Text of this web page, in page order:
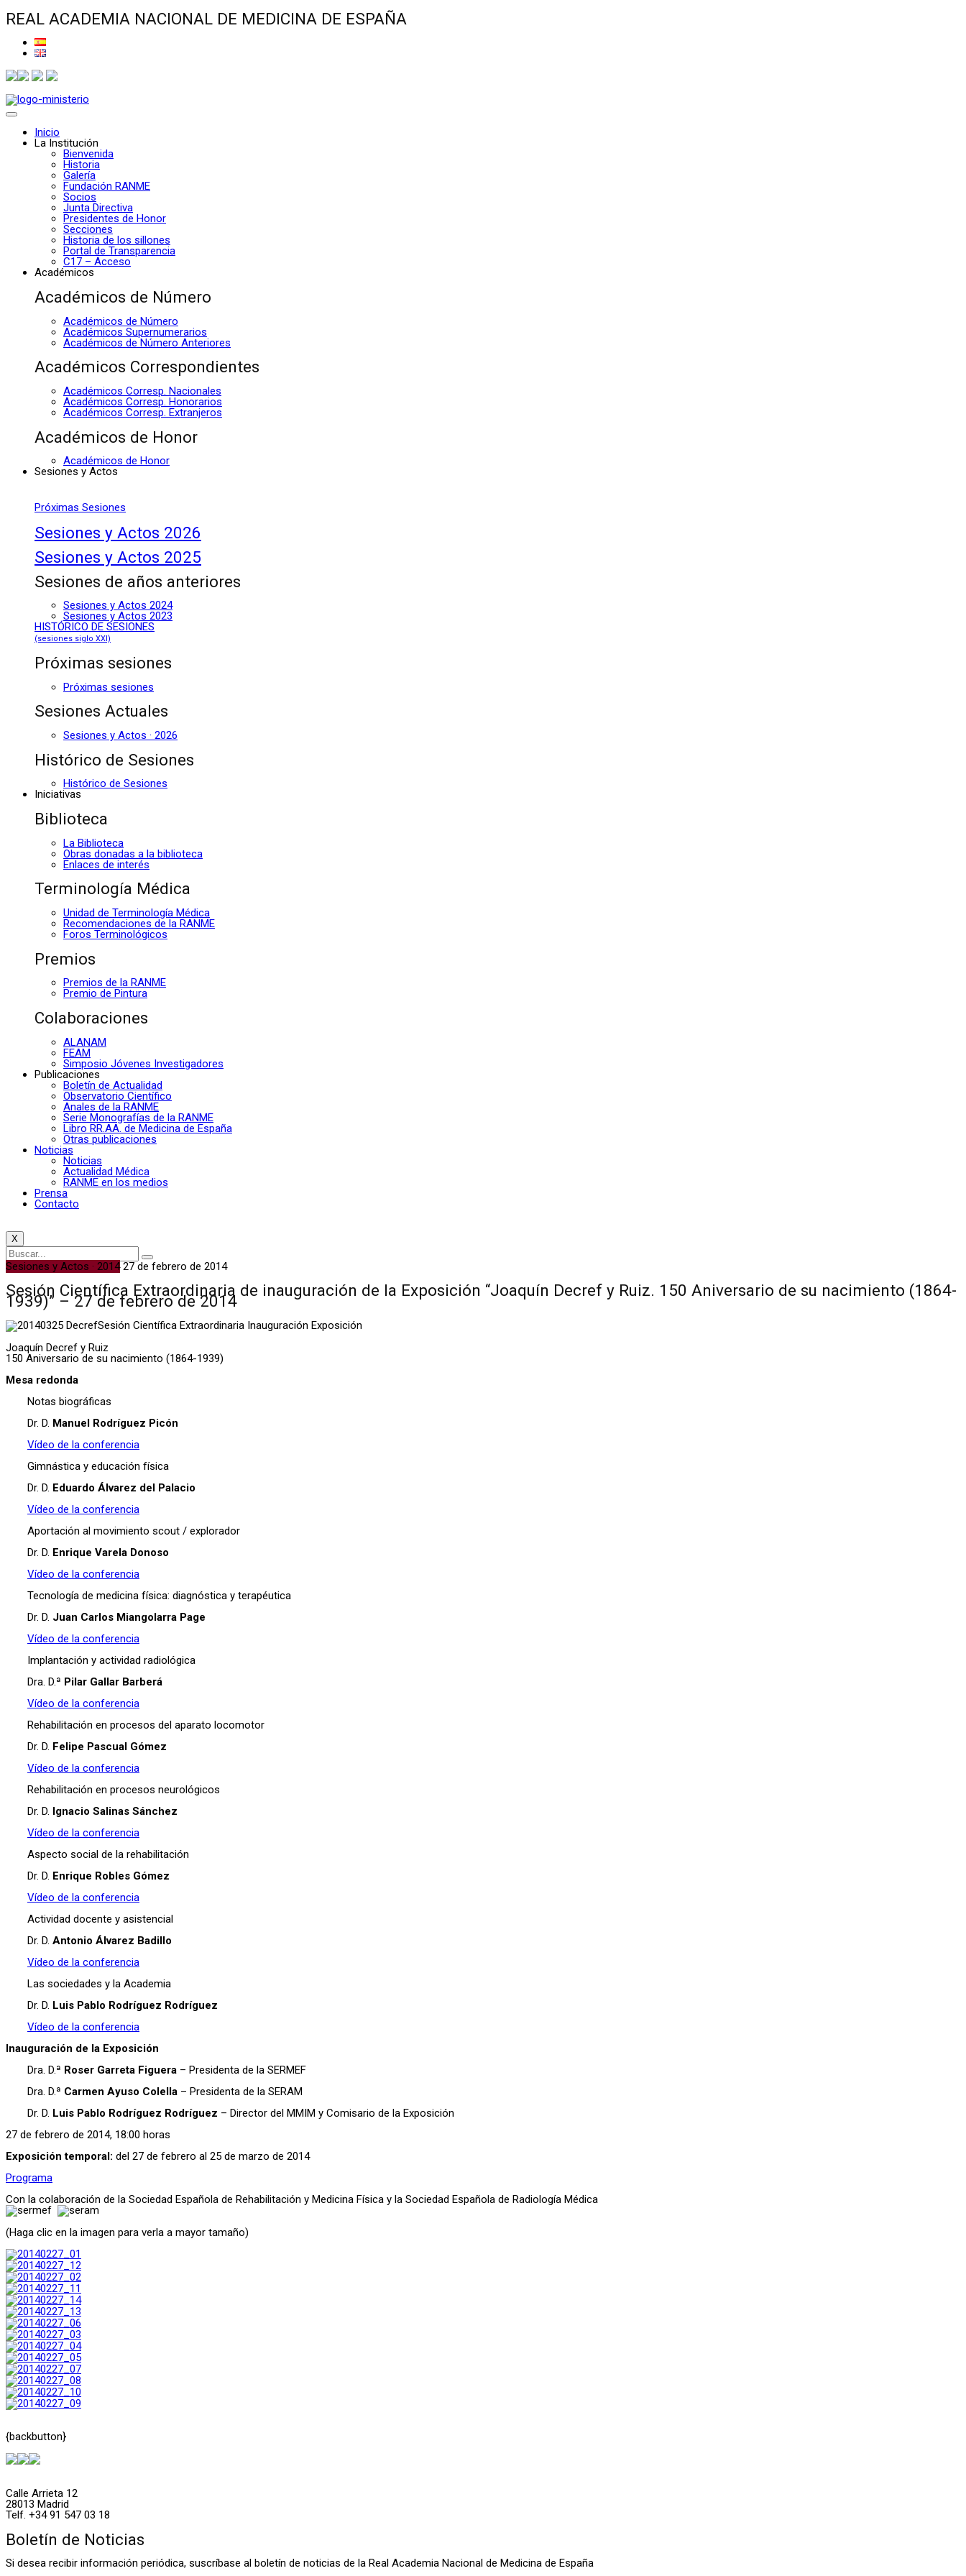
REAL ACADEMIA NACIONAL DE MEDICINA DE ESPAÑA
Inicio
La Institución
Bienvenida
Historia
Galería
Fundación RANME
Socios
Junta Directiva
Presidentes de Honor
Secciones
Historia de los sillones
Portal de Transparencia
C17 – Acceso
Académicos
Académicos de Número
Académicos de Número
Académicos Supernumerarios
Académicos de Número Anteriores
Académicos Correspondientes
Académicos Corresp. Nacionales
Académicos Corresp. Honorarios
Académicos Corresp. Extranjeros
Académicos de Honor
Académicos de Honor
Sesiones y Actos
Próximas Sesiones
Sesiones y Actos 2026
Sesiones y Actos 2025
Sesiones de años anteriores
Sesiones y Actos 2024
Sesiones y Actos 2023
HISTÓRICO DE SESIONES
(sesiones siglo XXI)
Próximas sesiones
Próximas sesiones
Sesiones Actuales
Sesiones y Actos · 2026
Histórico de Sesiones
Histórico de Sesiones
Iniciativas
Biblioteca
La Biblioteca
Obras donadas a la biblioteca
Enlaces de interés
Terminología Médica
Unidad de Terminología Médica
Recomendaciones de la RANME
Foros Terminológicos
Premios
Premios de la RANME
Premio de Pintura
Colaboraciones
ALANAM
FEAM
Simposio Jóvenes Investigadores
Publicaciones
Boletín de Actualidad
Observatorio Científico
Anales de la RANME
Serie Monografías de la RANME
Libro RR.AA. de Medicina de España
Otras publicaciones
Noticias
Noticias
Actualidad Médica
RANME en los medios
Prensa
Contacto
X
Sesiones y Actos · 2014 27 de febrero de 2014
Sesión Científica Extraordinaria de inauguración de la Exposición “Joaquín Decref y Ruiz. 150 Aniversario de su nacimiento (1864-
1939)” – 27 de febrero de 2014
Sesión Científica Extraordinaria Inauguración Exposición
Joaquín Decref y Ruiz
150 Aniversario de su nacimiento (1864-1939)
Mesa redonda
Notas biográficas
Dr. D. Manuel Rodríguez Picón
Vídeo de la conferencia
Gimnástica y educación física
Dr. D. Eduardo Álvarez del Palacio
Vídeo de la conferencia
Aportación al movimiento scout / explorador
Dr. D. Enrique Varela Donoso
Vídeo de la conferencia
Tecnología de medicina física: diagnóstica y terapéutica
Dr. D. Juan Carlos Miangolarra Page
Vídeo de la conferencia
Implantación y actividad radiológica
Dra. D.ª Pilar Gallar Barberá
Vídeo de la conferencia
Rehabilitación en procesos del aparato locomotor
Dr. D. Felipe Pascual Gómez
Vídeo de la conferencia
Rehabilitación en procesos neurológicos
Dr. D. Ignacio Salinas Sánchez
Vídeo de la conferencia
Aspecto social de la rehabilitación
Dr. D. Enrique Robles Gómez
Vídeo de la conferencia
Actividad docente y asistencial
Dr. D. Antonio Álvarez Badillo
Vídeo de la conferencia
Las sociedades y la Academia
Dr. D. Luis Pablo Rodríguez Rodríguez
Vídeo de la conferencia
Inauguración de la Exposición
Dra. D.ª Roser Garreta Figuera – Presidenta de la SERMEF
Dra. D.ª Carmen Ayuso Colella – Presidenta de la SERAM
Dr. D. Luis Pablo Rodríguez Rodríguez – Director del MMIM y Comisario de la Exposición
27 de febrero de 2014, 18:00 horas
Exposición temporal: del 27 de febrero al 25 de marzo de 2014
Programa
Con la colaboración de la Sociedad Española de Rehabilitación y Medicina Física y la Sociedad Española de Radiología Médica
(Haga clic en la imagen para verla a mayor tamaño)
{backbutton}
Calle Arrieta 12
28013 Madrid
Telf. +34 91 547 03 18
Boletín de Noticias
Si desea recibir información periódica, suscríbase al boletín de noticias de la Real Academia Nacional de Medicina de España